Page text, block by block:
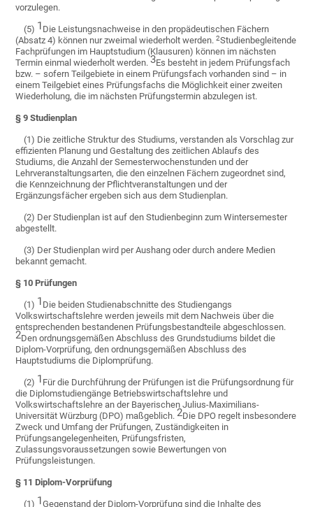
vorzulegen.
(5) 1 Die Leistungsnachweise in den propädeutischen Fächern
(Absatz 4) können nur zweimal wiederholt werden.2Studienbegleitende
Fachprüfungen im Hauptstudium (Klausuren) können im nächsten
Termin einmal wiederholt werden.3Es besteht in jedem Prüfungsfach
bzw. – sofern Teilgebiete in einem Prüfungsfach vorhanden sind – in
einem Teilgebiet eines Prüfungsfachs die Möglichkeit einer zweiten
Wiederholung, die im nächsten Prüfungstermin abzulegen ist.
§ 9 Studienplan
(1) Die zeitliche Struktur des Studiums, verstanden als Vorschlag zur
effizienten Planung und Gestaltung des zeitlichen Ablaufs des
Studiums, die Anzahl der Semesterwochenstunden und der
Lehrveranstaltungsarten, die den einzelnen Fächern zugeordnet sind,
die Kennzeichnung der Pflichtveranstaltungen und der
Ergänzungsfächer ergeben sich aus dem Studienplan.
(2) Der Studienplan ist auf den Studienbeginn zum Wintersemester
abgestellt.
(3) Der Studienplan wird per Aushang oder durch andere Medien
bekannt gemacht.
§ 10 Prüfungen
(1) 1 Die beiden Studienabschnitte des Studiengangs
Volkswirtschaftslehre werden jeweils mit dem Nachweis über die
entsprechenden bestandenen Prüfungsbestandteile abgeschlossen.
2Den ordnungsgemäßen Abschluss des Grundstudiums bildet die
Diplom-Vorprüfung, den ordnungsgemäßen Abschluss des
Hauptstudiums die Diplomprüfung.
(2) 1 Für die Durchführung der Prüfungen ist die Prüfungsordnung für
die Diplomstudiengänge Betriebswirtschaftslehre und
Volkswirtschaftslehre an der Bayerischen Julius-Maximilians-
Universität Würzburg (DPO) maßgeblich. 2Die DPO regelt insbesondere
Zweck und Umfang der Prüfungen, Zuständigkeiten in
Prüfungsangelegenheiten, Prüfungsfristen,
Zulassungsvoraussetzungen sowie Bewertungen von
Prüfungsleistungen.
§ 11 Diplom-Vorprüfung
(1) 1Gegenstand der Diplom-Vorprüfung sind die Inhalte des